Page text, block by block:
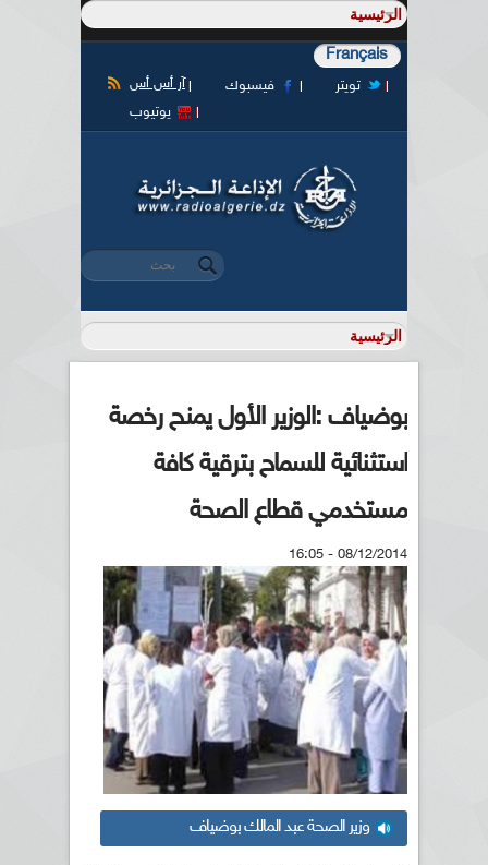
Français
آر أس أس فيسبوك
تويتر
يوتيوب
استمارة البحث
‏بحث ‏
بوضياف :الوزير الأول يمنح رخصة
استثنائية للسماح بترقية كافة
مستخدمي قطاع الصحة
08/12/2014 - 16:05
وزير الصحة عبد المالك بوضياف